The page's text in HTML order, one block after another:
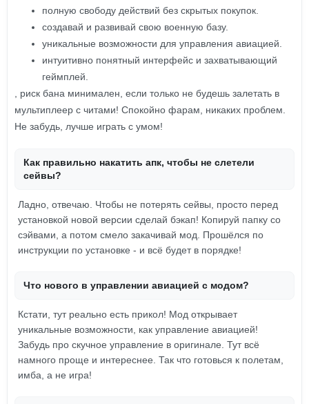
полную свободу действий без скрытых покупок.
создавай и развивай свою военную базу.
уникальные возможности для управления авиацией.
интуитивно понятный интерфейс и захватывающий
геймплей.
, риск бана минимален, если только не будешь залетать в
мультиплеер с читами! Спокойно фарам, никаких проблем.
Не забудь, лучше играть с умом!
Как правильно накатить апк, чтобы не слетели
сейвы?
Ладно, отвечаю. Чтобы не потерять сейвы, просто перед
установкой новой версии сделай бэкап! Копируй папку со
сэйвами, а потом смело закачивай мод. Прошёлся по
инструкции по установке - и всё будет в порядке!
Что нового в управлении авиацией с модом?
Кстати, тут реально есть прикол! Мод открывает
уникальные возможности, как управление авиацией!
Забудь про скучное управление в оригинале. Тут всё
намного проще и интереснее. Так что готовься к полетам,
имба, а не игра!